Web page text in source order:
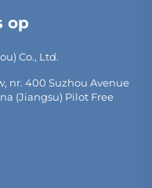
op
Co., Ltd.
nr. 400 Suzhou Avenue
(Jiangsu) Pilot Free